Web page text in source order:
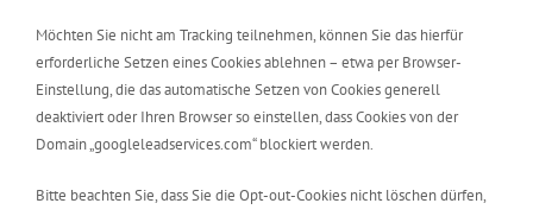
Möchten Sie nicht am Tracking teilnehmen, können Sie das hierfür
erforderliche Setzen eines Cookies ablehnen – etwa per Browser-
Einstellung, die das automatische Setzen von Cookies generell
deaktiviert oder Ihren Browser so einstellen, dass Cookies von der
Domain „googleleadservices.com“ blockiert werden.
Bitte beachten Sie, dass Sie die Opt-out-Cookies nicht löschen dürfen,